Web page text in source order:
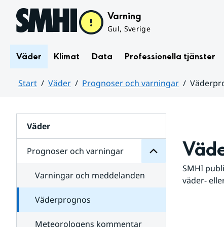
Hoppa till sidans innehåll Varning
Gul, Sverige
Väder Klimat Data Professionella tjänster
Start Väder Prognoser och varningar
Väder
Prognoser och varningar
för
varningar
Varningar och meddelanden
Väderprognos
Meteorologens kommentar
SMHI
väder-